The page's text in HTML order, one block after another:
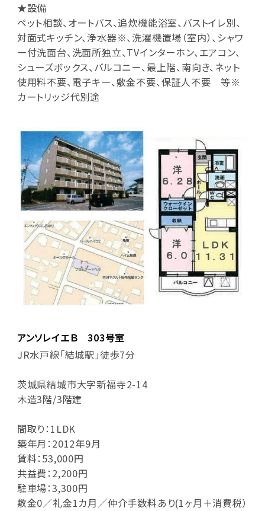
★設備
ペット相談、オートバス、追炊機能浴室、バストイレ別、
対面式キッチン、浄水器※、洗濯機置場（室内）、シャワ
ー付洗面台、洗面所独立、TVインターホン、エアコン、
シューズボックス、バルコニー、最上階、南向き、ネット
使用料不要、電子キー、敷金不要、保証人不要 等※
カートリッジ代別途
アンソレイエＢ 303号室
JR水戸線「結城駅」徒歩7分
茨城県結城市大字新福寺2-14
木造3階/3階建
間取り：1LDK
築年月：2012年9月
賃料：53,000円
共益費：2,200円
駐車場：3,300円
敷金0／礼金1カ月／仲介手数料あり(1ヶ月＋消費税）